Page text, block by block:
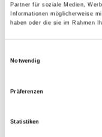
Partner für soziale Medien,
Informationen möglicherweise
haben oder die sie im Rahmen
Notwendig
Präferenzen
Statistiken
4003982330512